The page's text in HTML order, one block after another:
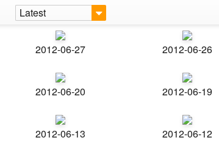
Latest
2012-06-27 2012-06-26
2012-06-20 2012-06-19
2012-06-13 2012-06-12